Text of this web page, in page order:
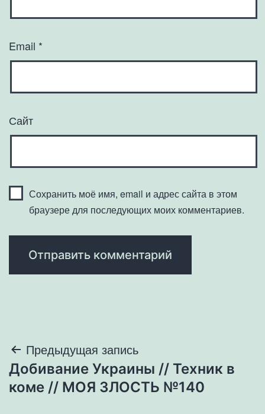
Email *
Сайт
Сохранить моё имя, email и адрес сайта в этом
браузере для последующих моих комментариев.
Навигация
по
Предыдущая запись
Добивание Украины // Техник в
коме // МОЯ ЗЛОСТЬ №140